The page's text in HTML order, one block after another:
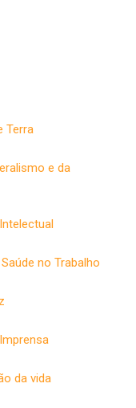
Terra
e da
no Trabalho
da vida